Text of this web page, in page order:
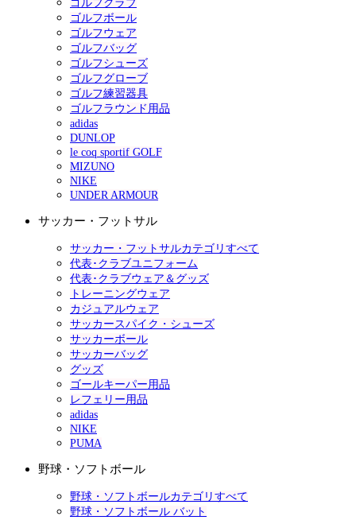
ゴルフクラブ
ゴルフボール
ゴルフウェア
ゴルフバッグ
ゴルフシューズ
ゴルフグローブ
ゴルフ練習器具
ゴルフラウンド用品
adidas
DUNLOP
le coq sportif GOLF
MIZUNO
NIKE
UNDER ARMOUR
サッカー・フットサル
サッカー・フットサルカテゴリすべて
代表･クラブユニフォーム
代表･クラブウェア＆グッズ
トレーニングウェア
カジュアルウェア
サッカースパイク・シューズ
サッカーボール
サッカーバッグ
グッズ
ゴールキーパー用品
レフェリー用品
adidas
NIKE
PUMA
野球・ソフトボール
野球・ソフトボールカテゴリすべて
野球・ソフトボール バット